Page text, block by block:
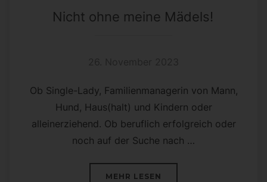
Nicht ohne meine Mädels!
Ob Single-Lady, Familienmanagerin von Mann,
Hund, Haus(halt) und Kindern oder
alleinerziehend. Ob beruflich erfolgreich oder
noch auf der Suche nach …
MEHR ÜBER „NICHT OHNE MEINE
LESEN